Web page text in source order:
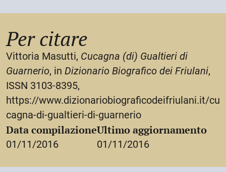
avrebbe voluto inserirsi nell’alta cultura universitaria,
sia su forestieri d’indubbia fama.
Per citare
Vittoria Masutti, Cucagna (di) Gualtieri di
Guarnerio, in Dizionario Biografico dei Friulani,
ISSN 3103-8395,
https://www.dizionariobiograficodeifriulani.it/cu
cagna-di-gualtieri-di-guarnerio
Data compilazione
01/11/2016
Ultimo aggiornamento
01/11/2016